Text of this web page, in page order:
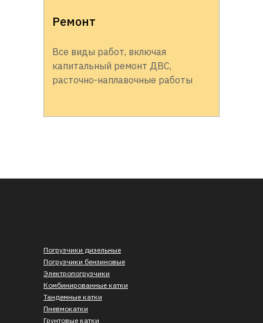
Ремонт
Все виды работ, включая
капитальный ремонт ДВС,
расточно-наплавочные работы
Погрузчики дизельные
Погрузчики бензиновые
Электропогрузчики
Комбинированные катки
Грунтовые катки
Тандемные катки
Пневмокатки